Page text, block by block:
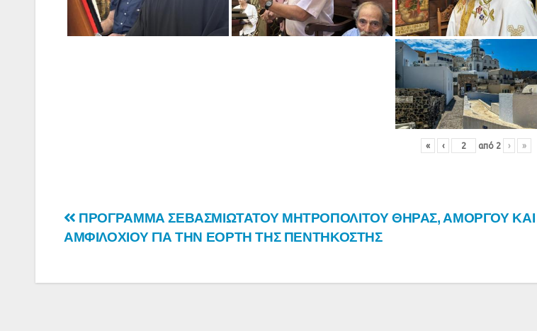
« ‹ από 2 › »
Πλοήγηση
ΠΡΟΓΡΑΜΜΑ ΣΕΒΑΣΜΙΩΤΑΤΟΥ ΜΗΤΡΟΠΟΛΙΤΟΥ ΘΗΡΑΣ, ΑΜΟΡΓΟΥ
ΑΜΦΙΛΟΧΙΟΥ ΓΙΑ ΤΗΝ ΕΟΡΤΗ ΤΗΣ ΠΕΝΤΗΚΟΣΤΗΣ